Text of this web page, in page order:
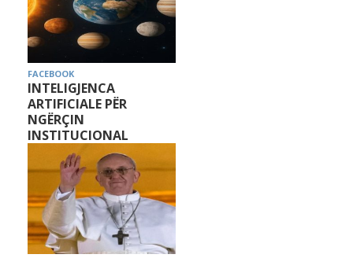
FACEBOOK
INTELIGJENCA
ARTIFICIALE PËR
NGËRÇIN
INSTITUCIONAL